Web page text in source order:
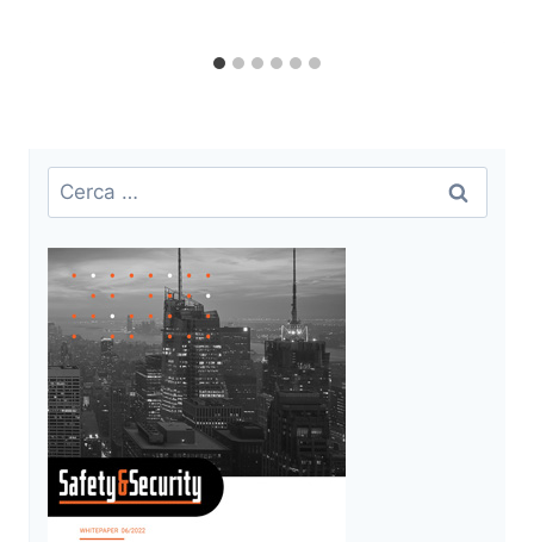
Ricerca
per: